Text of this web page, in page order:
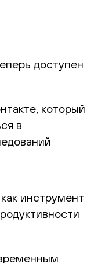
доступен
который
в
инструмент